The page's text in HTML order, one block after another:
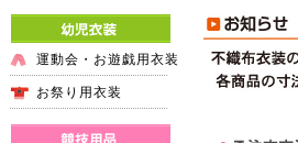
運動会・お遊戯用衣装
お祭り用衣装